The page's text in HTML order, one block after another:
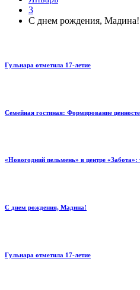
3
С днем рождения, Мадина!
Гульнара отметила 17‑летие
Семейная гостиная: Формирование
«Новогодний пельмень» в центре «Забота»:
С днем рождения, Мадина!
Гульнара отметила 17‑летие